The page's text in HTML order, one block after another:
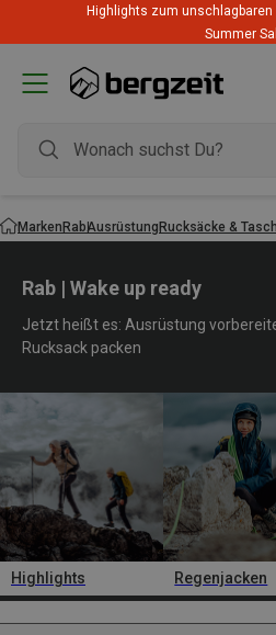
Highlights zum unschlagbaren
Summer
MarkenRabAusrüstungRucksäcke &
Rab | Wake up ready
Jetzt heißt es: Ausrüstung
Rucksack packen
Highlights Regenjacken